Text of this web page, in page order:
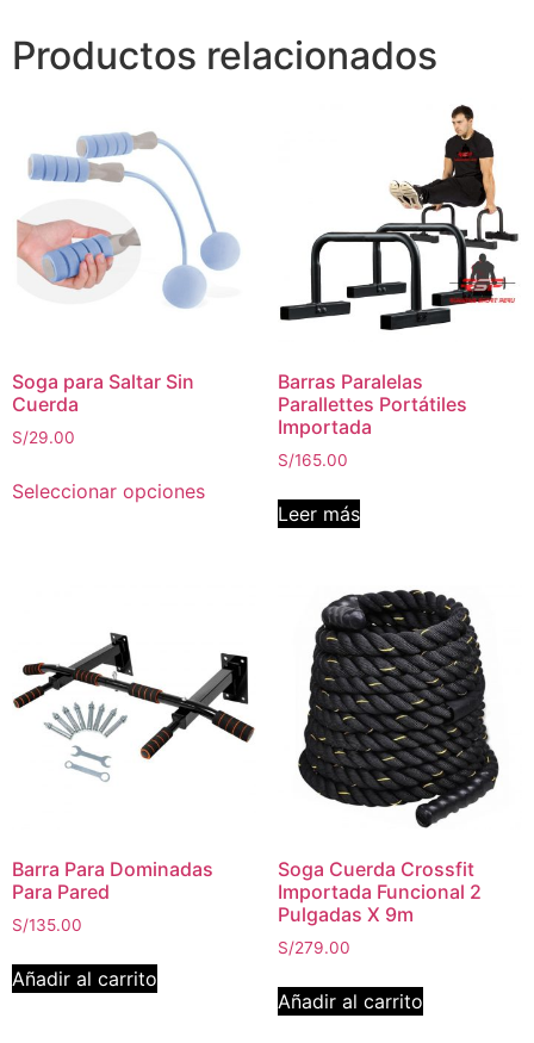
Productos relacionados
Soga para Saltar Sin
Cuerda
S/29.00
Seleccionar opciones
Barras Paralelas
Parallettes Portátiles
Importada
S/165.00
Leer más
Barra Para Dominadas
Para Pared
S/135.00
Añadir al carrito
Soga Cuerda Crossfit
Importada Funcional 2
Pulgadas X 9m
S/279.00
Añadir al carrito